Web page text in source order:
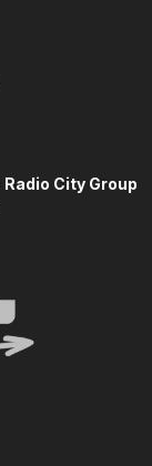
Radio City Group